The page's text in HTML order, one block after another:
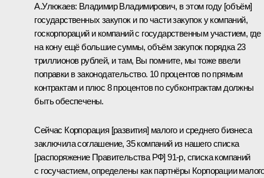
А.Улюкаев: Владимир Владимирович, в этом году [объём]
государственных закупок и по части закупок у компаний,
госкорпораций и компаний с государственным участием, где
на кону ещё большие суммы, объём закупок порядка 23
триллионов рублей, и там, Вы помните, мы тоже ввели
поправки в законодательство. 10 процентов по прямым
контрактам и плюс 8 процентов по субконтрактам должны
быть обеспечены.
Сейчас Корпорация [развития] малого и среднего бизнеса
заключила соглашение, 35 компаний из нашего списка
[распоряжение Правительства РФ] 91-р, списка компаний
с госучастием, определены как партнёры Корпорации